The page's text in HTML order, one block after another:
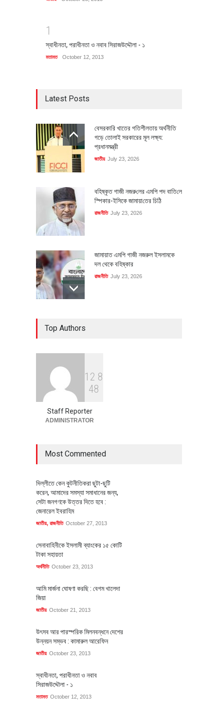
1
স্বাধীনতা, পরাধীনতা ও নবাব সিরাজউদ্দৌলা - ১
মতামত October 12, 2013
Latest Posts
বেসরকারি খাতের গতিশীলতায় অর্থনীতি
গড়ে তোলাই সরকারের মূল লক্ষ্য:
প্রধানমন্ত্রী
জাতীয় July 23, 2026
বহিষ্কৃত গাজী নজরু‌লের এম‌পি পদ বা‌তি‌লে
স্পিকার-ইসিকে জামায়া‌তের চি‌ঠি
রাজনীতি July 23, 2026
জামায়াত এমপি গাজী নজরুল ইসলামকে
দল থেকে বহিষ্কার
রাজনীতি July 23, 2026
বৈশ্বিক প্রতিযোগিতা সক্ষমতা বাড়াতে
পোশাক শিল্পে নতুন উদ্যোগ
Top Authors
1 2 8
48
Staff Reporter
ADMINISTRATOR
Most Commented
দিল্লীতে কেন কুটনীতিকরা ছুটা-ছুটি
করেন, আমাদের সমস্যা সমাধানের জন্য,
সেটা জনগণকে উত্তর দিতে হবে :
জেনারেল ইবরাহিম
জাতীয়, রাজনীতি October 27, 2013
সেনাবাহিনীকে ইসলামী ব্যাংকের ১৫ কোটি
টাকা সহায়তা
অর্থনীতি October 23, 2013
আমি মার্জনা ঘোষণা করছি : বেগম খালেদা
জিয়া
জাতীয় October 21, 2013
উৎসব আর পারস্পরিক মিলনবন্ধনে দেশের
উন্নয়ন সম্ভব : কামারুল আরেফিন
জাতীয় October 23, 2013
স্বাধীনতা, পরাধীনতা ও নবাব
সিরাজউদ্দৌলা - ১
মতামত October 12, 2013